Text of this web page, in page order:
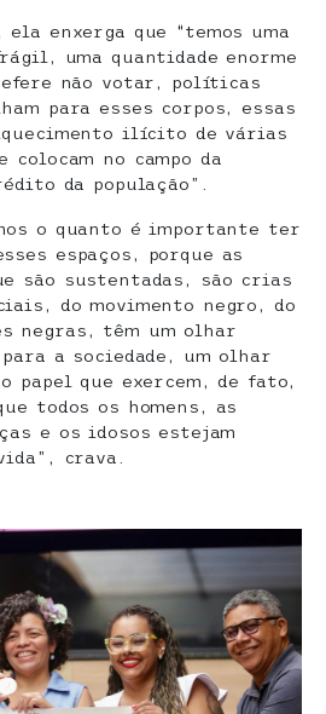
ela enxerga que “temos uma
uma quantidade enorme
não votar, políticas
para esses corpos, essas
ilícito de várias
colocam no campo da
da população”.
o quanto é importante ter
espaços, porque as
são sustentadas, são crias
do movimento negro, do
negras, têm um olhar
a sociedade, um olhar
papel que exercem, de fato,
todos os homens, as
e os idosos estejam
crava.